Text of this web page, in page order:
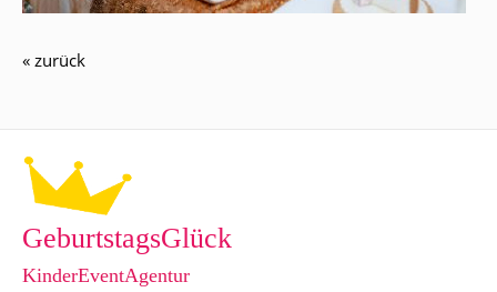
« zurück
GeburtstagsGlück
KinderEventAgentur